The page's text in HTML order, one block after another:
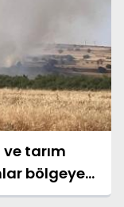
tarım
bölgeye